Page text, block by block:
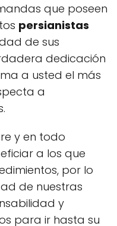
que poseen
persianistas
de sus
dedicación
a usted el más
a
y en todo
a los que
por lo
de nuestras
y
para ir hasta su